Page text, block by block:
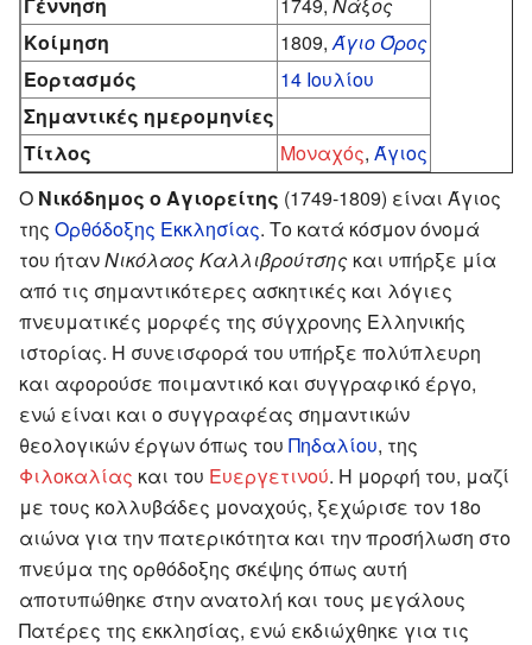
Κοίμηση
1809, Άγιο Όρος
Εορτασμός
14 Ιουλίου
Σημαντικές ημερομηνίες
Τίτλος
Μοναχός, Άγιος
O Νικόδημος ο Αγιορείτης (1749-1809) είναι Άγιος
της Ορθόδοξης Εκκλησίας. Το κατά κόσμον όνομά
του ήτανΝικόλαος Καλλιβρούτσης και υπήρξε μία
από τις σημαντικότερες ασκητικές και λόγιες
πνευματικές μορφές της σύγχρονης Ελληνικής
ιστορίας. Η συνεισφορά του υπήρξε πολύπλευρη
και αφορούσε ποιμαντικό και συγγραφικό έργο,
ενώ είναι και ο συγγραφέας σημαντικών
θεολογικών έργων όπως του Πηδαλίου, της
Φιλοκαλίας και του Ευεργετινού. Η μορφή του, μαζί
με τους κολλυβάδες μοναχούς, ξεχώρισε τον 18ο
αιώνα για την πατερικότητα και την προσήλωση στο
πνεύμα της ορθόδοξης σκέψης όπως αυτή
αποτυπώθηκε στην ανατολή και τους μεγάλους
Πατέρες της εκκλησίας, ενώ εκδιώχθηκε για τις